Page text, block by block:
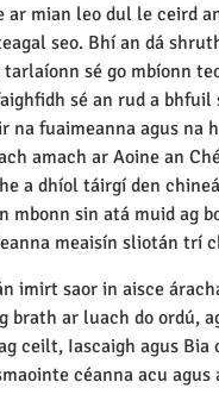
mian leo dul le ceird
seo. Bhí an dá
sé go mbíonn
sé an rud a
na fuaimeanna agus
amach ar Aoine an
a dhíol táirgí den
mbonn sin atá muid ag
meaisín sliotán
imirt saor in aisce
brath ar luach do ordú,
ceilt, Iascaigh agus
céanna acu